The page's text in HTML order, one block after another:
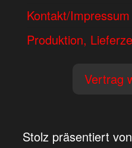
Kontakt/Impressum
Produktion,
Vertrag
Stolz präsentiert von